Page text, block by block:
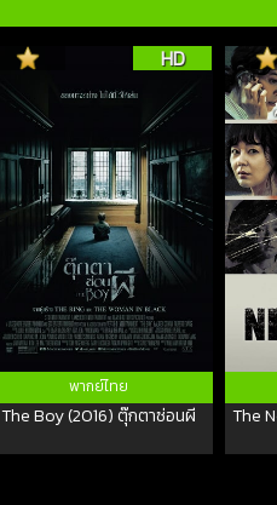
HD
พากย์ไทย
The Boy (2016) ตุ๊กตาซ่อนผี The